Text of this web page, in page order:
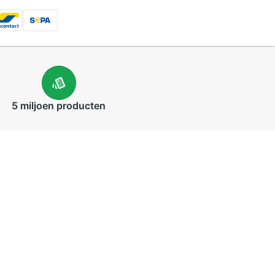
5 miljoen producten